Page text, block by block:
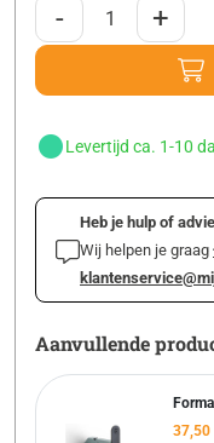
- +
Levertijd ca. 1-10
Heb je hulp of
Wij helpen je graag
Aanvullende
37,50